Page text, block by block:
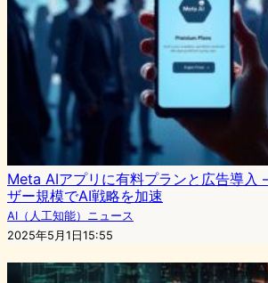
Meta AIアプリに有料プランと広告導入
ザー規模でAI戦略を加速
AI（人工知能）ニュース
2025年5月1日15:55